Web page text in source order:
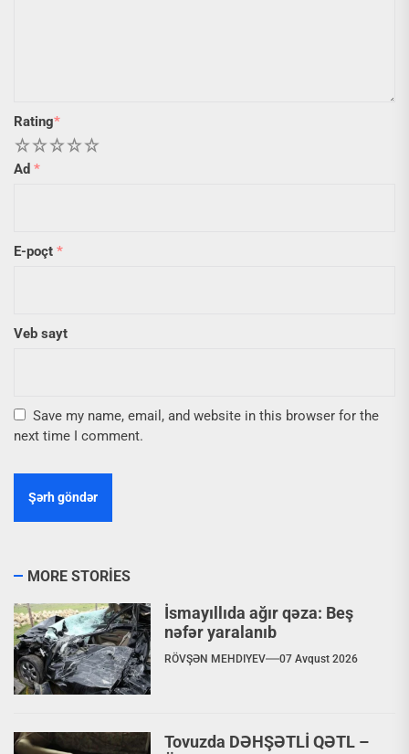
Rating*
5
4
3
2
Ad *
E-poçt *
Veb sayt
Save my name, email, and website in this browser for the
next time I comment.
MORE STORIES
İsmayıllıda ağır qəza: Beş
nəfər yaralanıb
RÖVŞƏN MEHDIYEV 07 Avqust 2026
Tovuzda DƏHŞƏTLİ QƏTL –